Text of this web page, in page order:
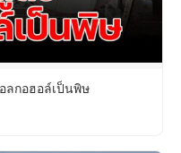
ลกอฮอล์เป็นพิษ